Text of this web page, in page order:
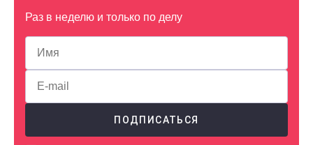
Раз в неделю и только по делу